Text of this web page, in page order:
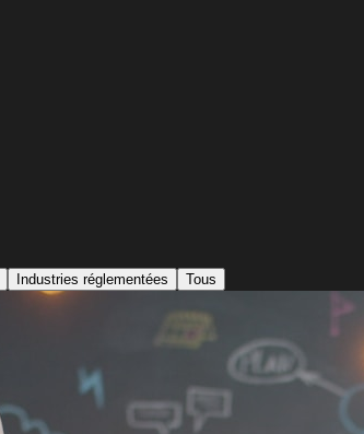
Industries réglementées Tous